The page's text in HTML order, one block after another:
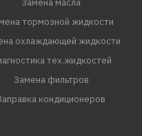
Замена масла
тормозной жидкости
охлаждающей жидкости
тех.жидкостей
Замена фильтров
кондиционеров